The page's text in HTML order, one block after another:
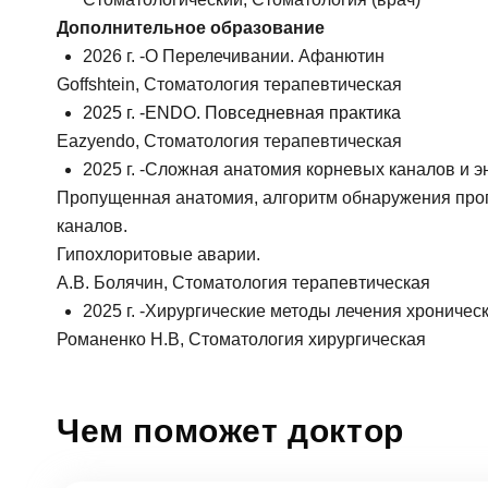
Дополнительное образование
2026 г. -О Перелечивании. Афанютин
Goffshtein, Стоматология терапевтическая
2025 г. -ENDO. Повседневная практика
Eazyendo, Стоматология терапевтическая
2025 г. -Сложная анатомия корневых каналов и
Пропущенная анатомия, алгоритм обнаружения
каналов.
Гипохлоритовые аварии.
А.В. Болячин, Стоматология терапевтическая
2025 г. -Хирургические методы лечения
Романенко Н.В, Стоматология хирургическая
Чем поможет доктор
Имя
E-mail